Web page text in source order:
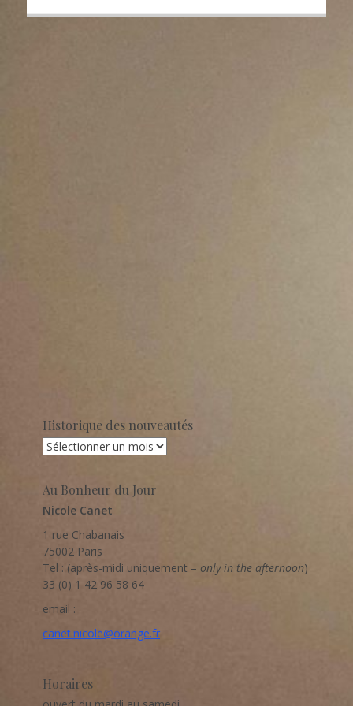
Historique des nouveautés
Historique
Au Bonheur du Jour
Nicole Canet
1 rue Chabanais
75002 Paris
Tel : (après-midi uniquement – only in the afternoon)
33 (0) 1 42 96 58 64
email :
canet.nicole@orange.fr
Horaires